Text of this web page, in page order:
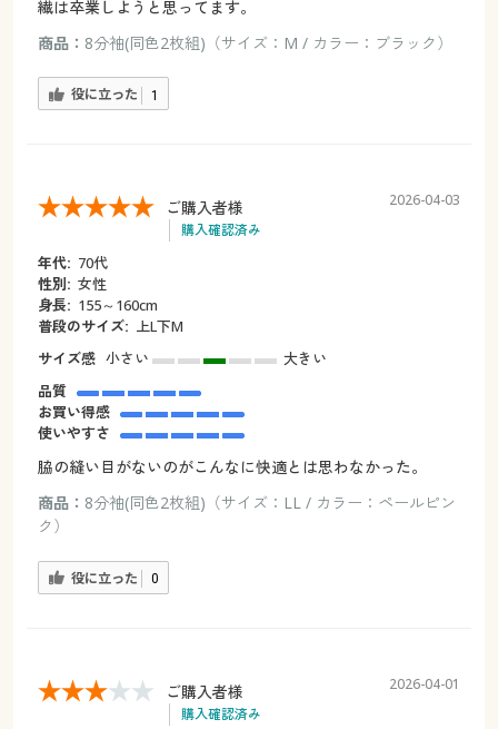
繊は卒業しようと思ってます。
商品： 8分袖(同色2枚組)（サイズ：M / カラー：ブラック）
役に立った 1
ご購入者様
購入確認済み
2026-04-03
年代: 70代
性別: 女性
身長: 155～160cm
普段のサイズ: 上L下M
サイズ感 小さい
大きい
品質
お買い得感
使いやすさ
脇の縫い目がないのがこんなに快適とは思わなかった。
商品： 8分袖(同色2枚組)（サイズ：LL / カラー：ペールピン
ク）
役に立った 0
ご購入者様
購入確認済み
2026-04-01